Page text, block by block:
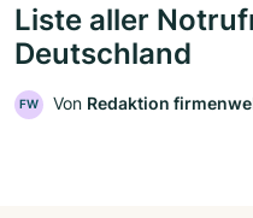
Liste aller
Deutschland
FW Von Redaktion